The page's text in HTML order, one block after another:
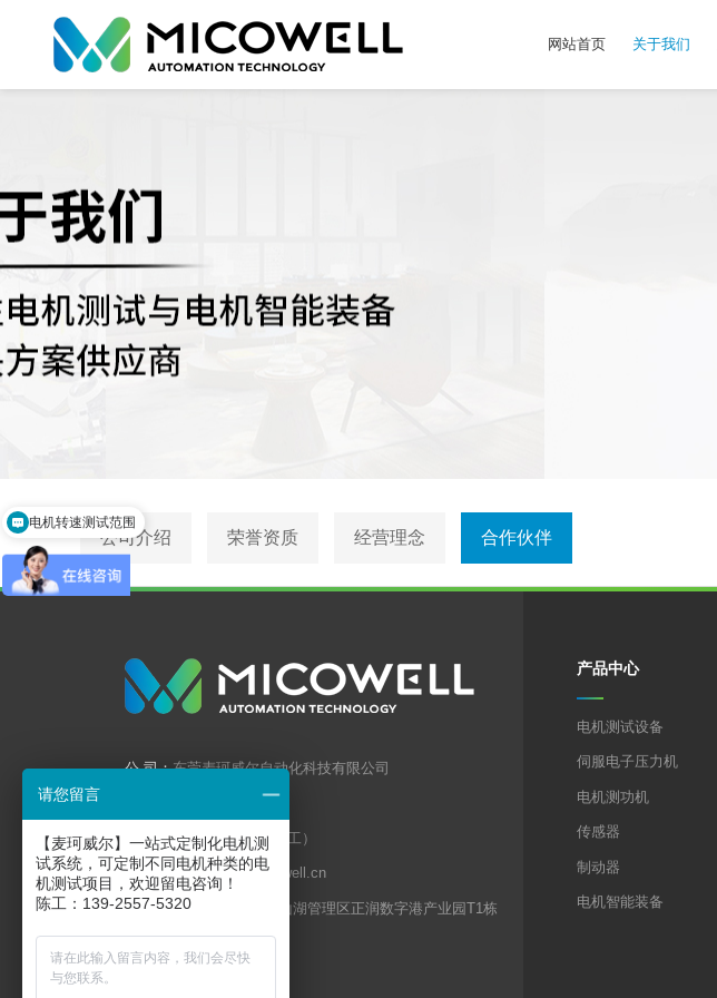
网站首页 关于我们
公司介绍 荣誉资质 经营理念 合作伙伴
公 司：东莞麦珂威尔自动化科技有限公司
手 机：13925575320（陈工）
邮 箱：markchen@micowell.cn
地 址：广东省 东莞市松山湖管理区正润数字港产业园T1栋
产品中心
电机测试设备
伺服电子压力机
电机测功机
传感器
制动器
电机智能装备
电机转速测试范围
请您留言
【麦珂威尔】一站式定制化电机测
试系统，可定制不同电机种类的电
机测试项目，欢迎留电咨询！
陈工：139-2557-5320